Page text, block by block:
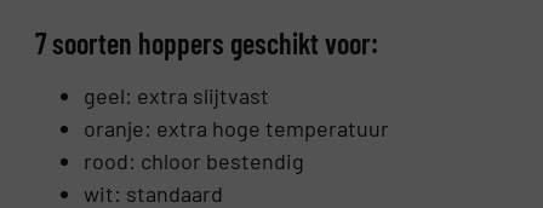
7 soorten hoppers geschikt voor:
geel: extra slijtvast
oranje: extra hoge temperatuur
rood: chloor bestendig
wit: standaard